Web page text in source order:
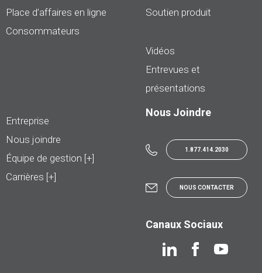
Place d’affaires en ligne
Consommateurs
Soutien produit
Vidéos
Entrevues et
présentations
Entreprise
Nous joindre
Équipe de gestion [+]
Carrières [+]
Nous Joindre
1.877.414.2030
NOUS CONTACTER
Canaux Sociaux